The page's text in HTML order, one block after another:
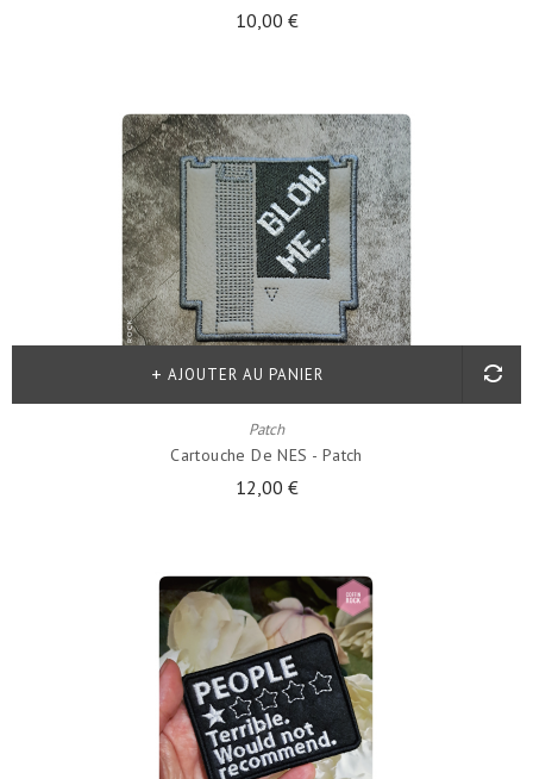
10,00 €
Patch
Cartouche De NES - Patch
12,00 €
AJOUTER AU PANIER